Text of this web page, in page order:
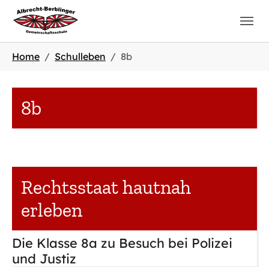
Zum Hauptinhalt springen
Home Schulleben 8b
8b
Rechtsstaat hautnah
erleben
Die Klasse 8a zu Besuch bei Polizei
und Justiz